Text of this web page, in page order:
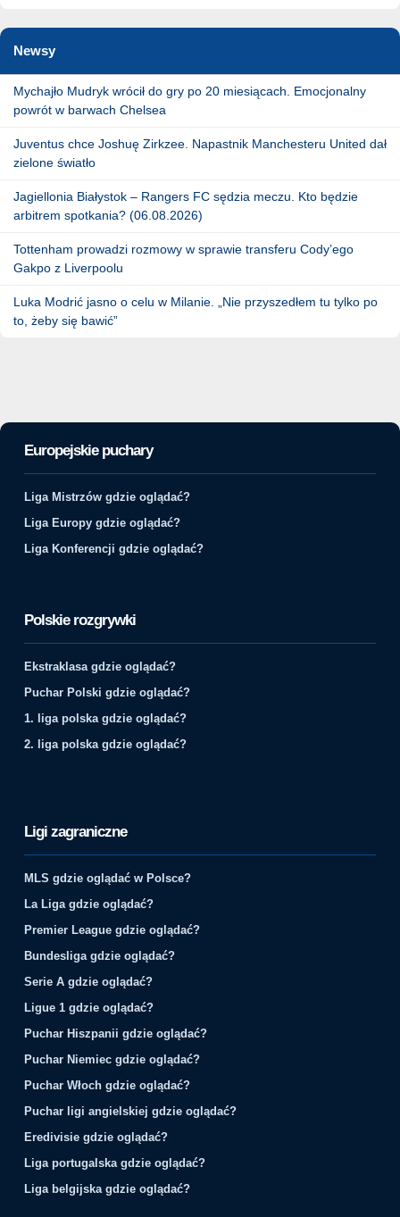
Newsy
Mychajło Mudryk wrócił do gry po 20 miesiącach. Emocjonalny
powrót w barwach Chelsea
Juventus chce Joshuę Zirkzee. Napastnik Manchesteru United dał
zielone światło
Jagiellonia Białystok – Rangers FC sędzia meczu. Kto będzie
arbitrem spotkania? (06.08.2026)
Tottenham prowadzi rozmowy w sprawie transferu Cody’ego
Gakpo z Liverpoolu
Luka Modrić jasno o celu w Milanie. „Nie przyszedłem tu tylko po
to, żeby się bawić”
Europejskie puchary
Liga Mistrzów gdzie oglądać?
Liga Europy gdzie oglądać?
Liga Konferencji gdzie oglądać?
Polskie rozgrywki
Ekstraklasa gdzie oglądać?
Puchar Polski gdzie oglądać?
1. liga polska gdzie oglądać?
2. liga polska gdzie oglądać?
Ligi zagraniczne
MLS gdzie oglądać w Polsce?
La Liga gdzie oglądać?
Premier League gdzie oglądać?
Bundesliga gdzie oglądać?
Serie A gdzie oglądać?
Ligue 1 gdzie oglądać?
Puchar Hiszpanii gdzie oglądać?
Puchar Niemiec gdzie oglądać?
Puchar Włoch gdzie oglądać?
Puchar ligi angielskiej gdzie oglądać?
Eredivisie gdzie oglądać?
Liga portugalska gdzie oglądać?
Liga belgijska gdzie oglądać?